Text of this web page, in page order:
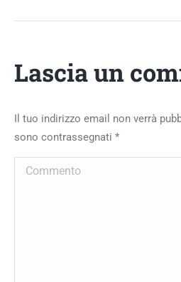
Lascia un
Il tuo indirizzo email non verrà
sono contrassegnati *
Commento